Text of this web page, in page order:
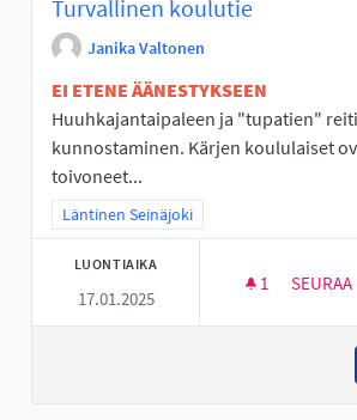
Turvallinen koulutie
Janika Valtonen
EI ETENE ÄÄNESTYKSEEN
Huuhkajantaipaleen ja "tupatien"
kunnostaminen. Kärjen koululaiset
toivoneet...
Rajaa tulokset teeman mukaan: Läntinen
Läntinen Seinäjoki
LUONTIAIKA
17.01.2025
1 1
SEURAA